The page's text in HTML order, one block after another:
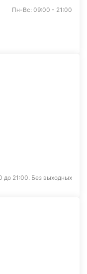
Пн-Вс: 09:00 - 21:00
до 21:00. Без выходных